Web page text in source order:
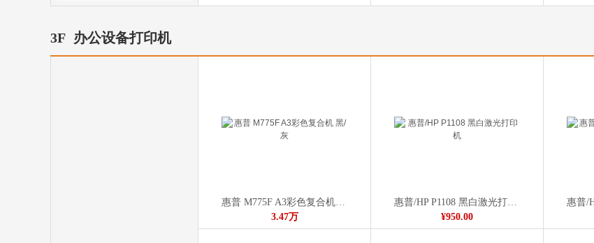
清华同方/THTF 宏基/ACER
E人E本
3F 办公设备打印机
惠普 M775F A3彩色复合机 黑/灰
3.47万
惠普/HP P1108 黑白激光打印机
¥950.00